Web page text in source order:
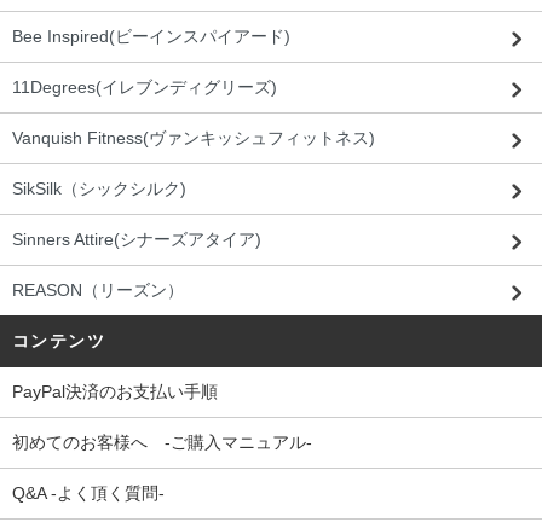
Bee Inspired(ビーインスパイアード)
11Degrees(イレブンディグリーズ)
Vanquish Fitness(ヴァンキッシュフィットネス)
SikSilk（シックシルク)
Sinners Attire(シナーズアタイア)
REASON（リーズン）
コンテンツ
PayPal決済のお支払い手順
初めてのお客様へ -ご購入マニュアル-
Q&A -よく頂く質問-